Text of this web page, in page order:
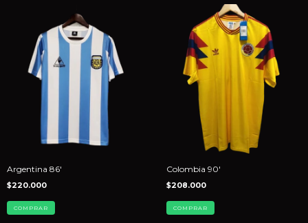
Argentina 86'
$220.000
COMPRAR
Colombia 90'
$208.000
COMPRAR